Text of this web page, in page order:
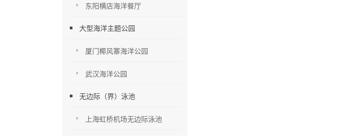
东阳横店海洋餐厅
大型海洋主题公园
厦门椰风寨海洋公园
武汉海洋公园
无边际（界）泳池
上海虹桥机场无边际泳池